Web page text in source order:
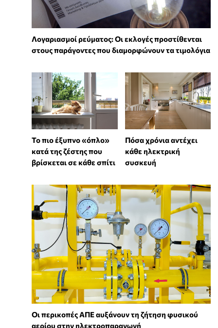
Λογαριασμοί ρεύματος: Οι εκλογές προστίθενται
στους παράγοντες που διαμορφώνουν τα τιμολόγια
To πιο έξυπνο «όπλο»
κατά της ζέστης που
βρίσκεται σε κάθε σπίτι
Πόσα χρόνια αντέχει
κάθε ηλεκτρική
συσκευή
Οι περικοπές ΑΠΕ αυξάνουν τη ζήτηση φυσικού
αερίου στην ηλεκτροπαραγωγή